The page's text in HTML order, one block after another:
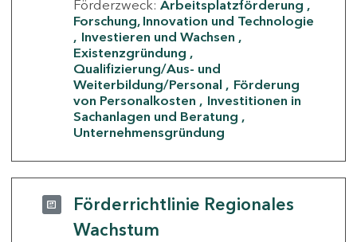
Förderzweck: Arbeitsplatzförderung
Forschung, Innovation und Technologie
Investieren und Wachsen
Existenzgründung
Qualifizierung/Aus- und
Weiterbildung/Personal
Förderung
von Personalkosten
Investitionen in
Sachanlagen und Beratung
Unternehmensgründung
Förderrichtlinie Regionales
Wachstum